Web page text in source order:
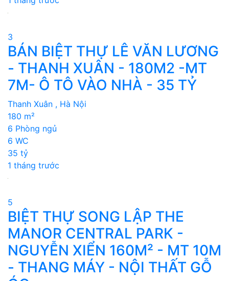
3
BÁN BIỆT THỰ LÊ VĂN LƯƠNG
- THANH XUÂN - 180M2 -MT
7M- Ô TÔ VÀO NHÀ - 35 TỶ
Thanh Xuân , Hà Nội
180 m²
6 Phòng ngủ
6 WC
35 tỷ
1 tháng trước
5
BIỆT THỰ SONG LẬP THE
MANOR CENTRAL PARK -
NGUYỄN XIỂN 160M² - MT 10M
- THANG MÁY - NỘI THẤT GỖ